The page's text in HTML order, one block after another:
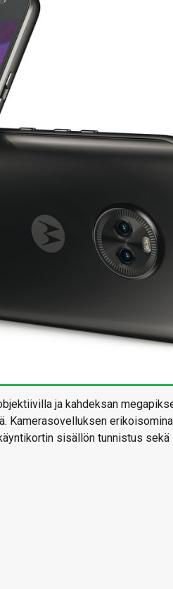
ja kahdeksan
Kamerasovelluksen
sisällön tunnistus